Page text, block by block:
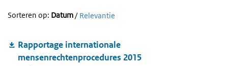
Sorteren op: Datum/ Relevantie
Rapportage internationale
mensenrechtenprocedures 2015